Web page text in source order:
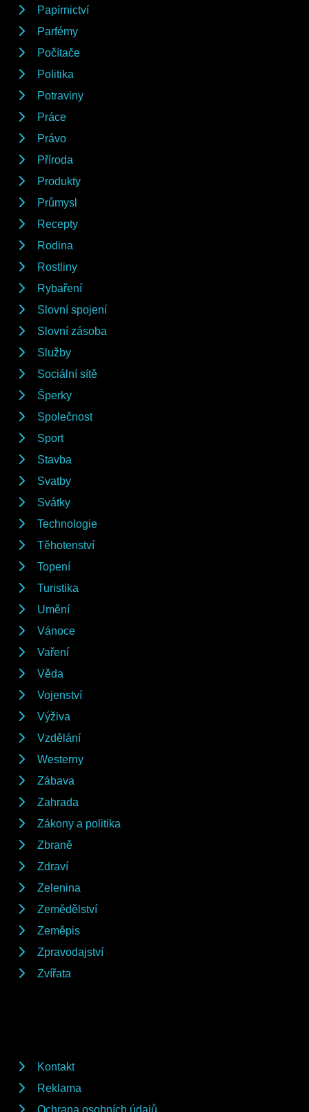
Papírnictví
Parfémy
Počítače
Politika
Potraviny
Práce
Právo
Příroda
Produkty
Průmysl
Recepty
Rodina
Rostliny
Rybaření
Slovní spojení
Slovní zásoba
Služby
Sociální sítě
Šperky
Společnost
Sport
Stavba
Svatby
Svátky
Technologie
Těhotenství
Topení
Turistika
Umění
Vánoce
Vaření
Věda
Vojenství
Výživa
Vzdělání
Westerny
Zábava
Zahrada
Zákony a politika
Zbraně
Zdraví
Zelenina
Zemědělství
Zeměpis
Zpravodajství
Zvířata
Kontakt
Reklama
Ochrana osobních údajů